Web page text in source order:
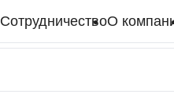
СотрудничествоО